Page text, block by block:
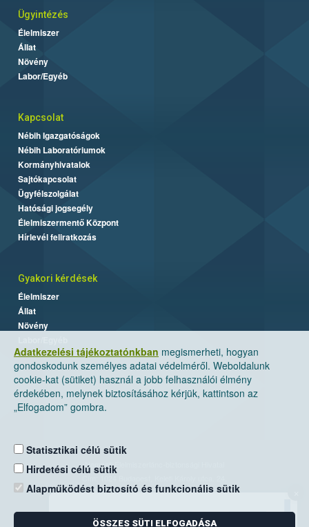
Adatkezelési tájékoztatónkban megismerheti, hogyan
gondoskodunk személyes adatai védelméről. Weboldalunk
cookie-kat (sütiket) használ a jobb felhasználói élmény
érdekében, melynek biztosításához kérjük, kattintson az
„Elfogadom” gombra.
Statisztikai célú sütik
Hirdetési célú sütik
Alapműködést biztosító és funkcionális sütik
ÖSSZES SÜTI ELFOGADÁSA
Ügyintézés
Élelmiszer
Állat
Növény
Labor/Egyéb
Kapcsolat
Nébih Igazgatóságok
Nébih Laboratóriumok
Kormányhivatalok
Sajtókapcsolat
Ügyfélszolgálat
Hatósági jogsegély
Élelmiszermentő Központ
Hírlevél feliratkozás
Gyakori kérdések
Élelmiszer
Állat
Növény
Nemzeti Élelmiszerlánc-biztonsági Hivatal
Levelezési cím: 1525 Budapest. Pf. 30.